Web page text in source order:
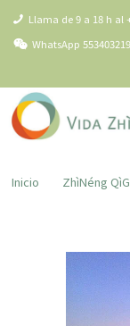
Llama de 9 a 18 h al
WhatsApp
Inicio ZhìNéng
Inicio